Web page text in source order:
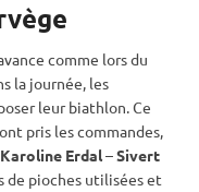
comme lors du
la journée, les
leur biathlon. Ce
pris les commandes,
Karoline Erdal–Sivert
de pioches utilisées et